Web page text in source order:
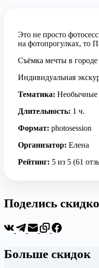
Это не просто
на фотопрогулках, то
Съёмка мечты в
Индивидуальная
Тематика: Необычные
Длительность: 1 ч.
Формат: photosession
Организатор: Елена
Рейтинг: 5 из 5 (61
Поделись
Больше скидок